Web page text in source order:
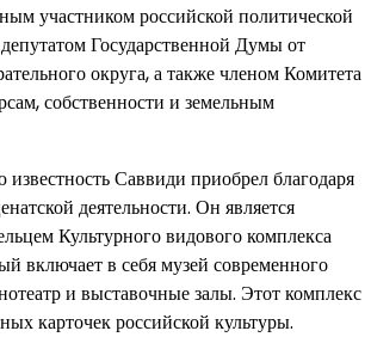
участником российской политической
Государственной Думы от
округа, а также членом Комитета
собственности и земельным
Саввиди приобрел благодаря
деятельности. Он является
Культурного видового комплекса
включает в себя музей современного
и выставочные залы. Этот комплекс
карточек российской культуры.